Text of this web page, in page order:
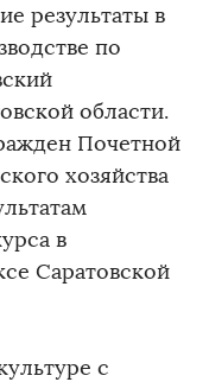
результаты в
по
области.
Почетной
хозяйства
в
Саратовской
с